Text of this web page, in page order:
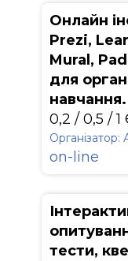
Онлайн
Prezi,
Mural,
для
0,2 / 0,5 / 1
on-line
тести,